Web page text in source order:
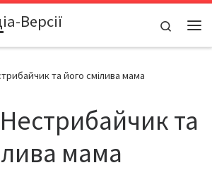
Версії
Search
та його смілива мама
та
мама